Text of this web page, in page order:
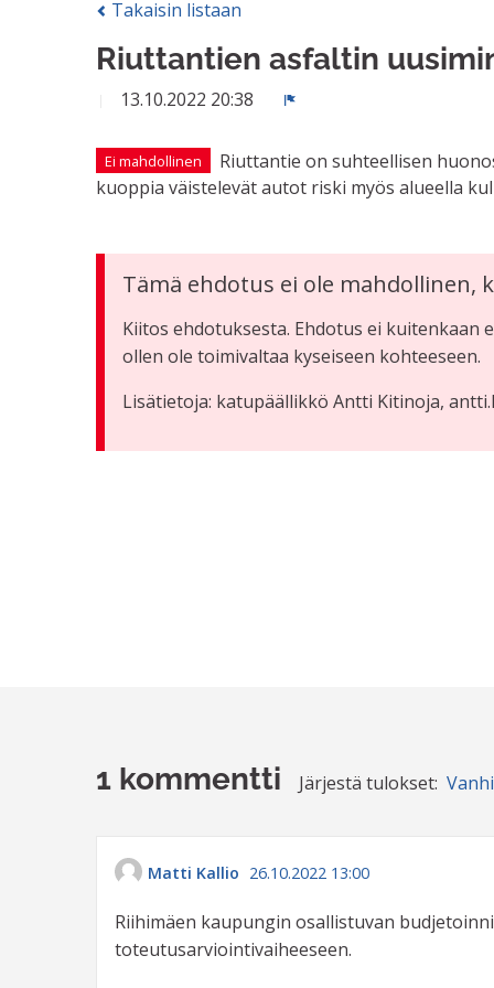
Takaisin listaan
Riuttantien asfaltin
13.10.2022 20:38
Ei mahdollinen
Riuttantie on suhteellisen
kuoppia väistelevät autot riski myös alueella
Tämä ehdotus ei ole mahdollinen,
Kiitos ehdotuksesta. Ehdotus ei
ollen ole toimivaltaa kyseiseen kohteeseen.
Lisätietoja: katupäällikkö Antti Kitinoja,
1 kommentti Järjestä tulokset:
Matti Kallio 26.10.2022 13:00
Riihimäen kaupungin osallistuvan
toteutusarviointivaiheeseen.